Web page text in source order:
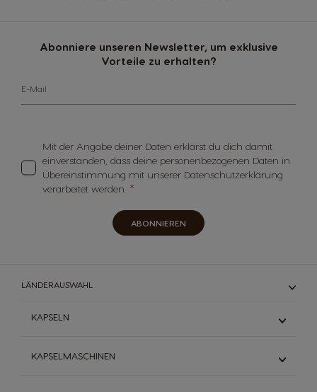
Abonniere unseren Newsletter, um exklusive
Vorteile zu erhalten?
E-Mail
Mit der Angabe deiner Daten erklärst du dich damit
einverstanden, dass deine personenbezogenen Daten in
Übereinstimmung mit unserer Datenschutzerklärung
verarbeitet werden.
ABONNIEREN
LÄNDERAUSWAHL
KAPSELN
Schwarzkaffee
KAPSELMASCHINEN